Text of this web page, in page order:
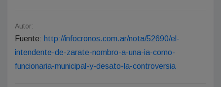
Autor:
Fuente: http://infocronos.com.ar/nota/52690/el-
intendente-de-zarate-nombro-a-una-ia-como-
funcionaria-municipal-y-desato-la-controversia